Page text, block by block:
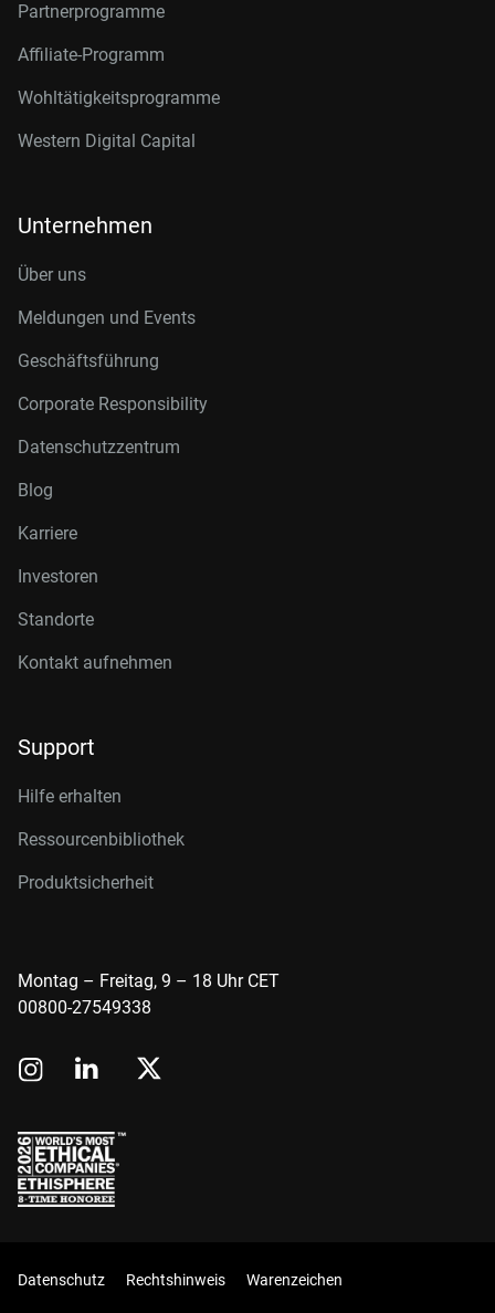
Partnerprogramme
Affiliate-Programm
Wohltätigkeitsprogramme
Western Digital Capital
Unternehmen
Über uns
Meldungen und Events
Geschäftsführung
Corporate Responsibility
Datenschutzzentrum
Blog
Karriere
Investoren
Standorte
Kontakt aufnehmen
Support
Hilfe erhalten
Ressourcenbibliothek
Produktsicherheit
Montag – Freitag, 9 – 18 Uhr CET
00800-27549338
Datenschutz Rechtshinweis Warenzeichen